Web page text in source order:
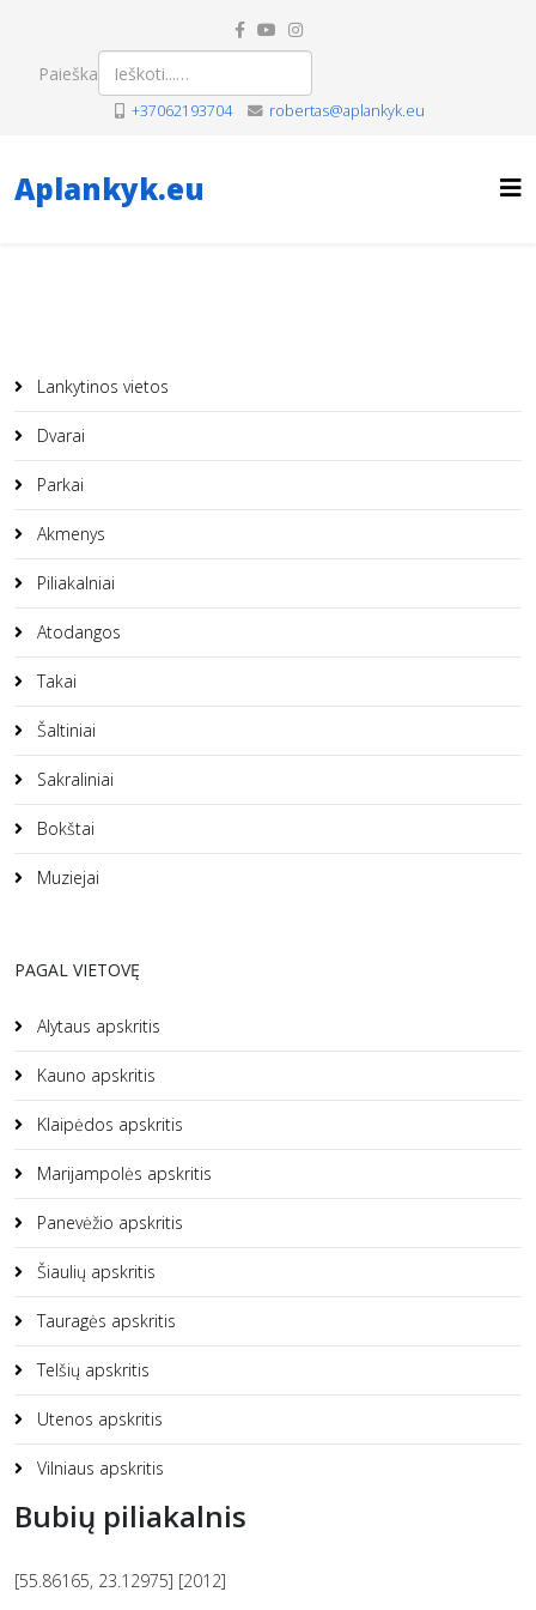
Paieška
+37062193704 robertas@aplankyk.eu
Aplankyk.eu
Lankytinos vietos
Dvarai
Parkai
Akmenys
Piliakalniai
Atodangos
Takai
Šaltiniai
Sakraliniai
Bokštai
Muziejai
PAGAL VIETOVĘ
Alytaus apskritis
Kauno apskritis
Klaipėdos apskritis
Marijampolės apskritis
Panevėžio apskritis
Šiaulių apskritis
Tauragės apskritis
Telšių apskritis
Utenos apskritis
Vilniaus apskritis
Bubių piliakalnis
[55.86165, 23.12975] [2012]